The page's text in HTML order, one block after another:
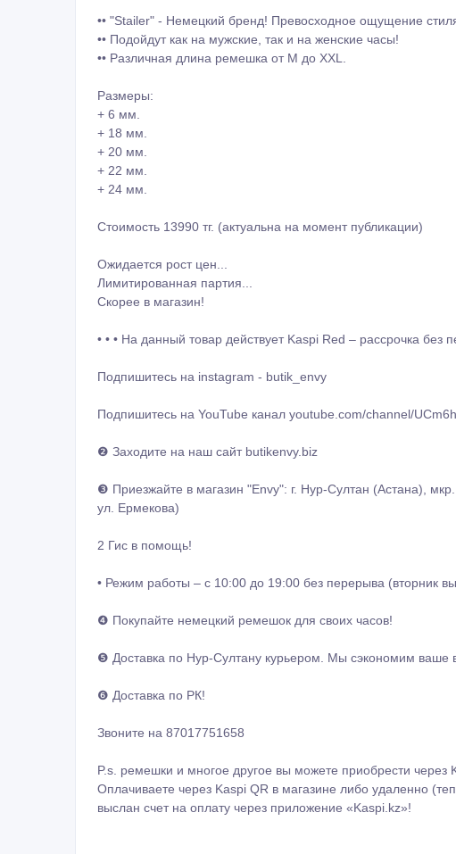
•• "Stailer" - Немецкий бренд! Превосходное ощущение
•• Подойдут как на мужские, так и на женские часы!
•• Различная длина ремешка от M до XXL.
Размеры:
+ 6 мм.
+ 18 мм.
+ 20 мм.
+ 22 мм.
+ 24 мм.
Стоимость 13990 тг. (актуальна на момент публикации)
Ожидается рост цен...
Лимитированная партия...
Скорее в магазин!
• • • На данный товар действует Kaspi Red – рассрочка без
Подпишитесь на instagram - butik_envy
Подпишитесь на YouTube канал youtube.com/channel/
❷ Заходите на наш сайт butikenvy.biz
❸ Приезжайте в магазин "Envy": г. Нур-Султан (Астана),
ул. Ермекова)
2 Гис в помощь!
• Режим работы – с 10:00 до 19:00 без перерыва (вторник
❹ Покупайте немецкий ремешок для своих часов!
❺ Доставка по Нур-Султану курьером. Мы сэкономим ваше
❻ Доставка по РК!
Звоните на 87017751658
P.s. ремешки и многое другое вы можете приобрести через
Оплачиваете через Kaspi QR в магазине либо удаленно
выслан счет на оплату через приложение «Kaspi.kz»!